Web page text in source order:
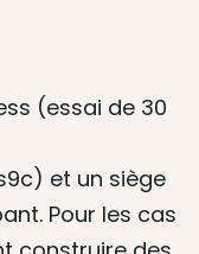
(essai de 30
et un siège
Pour les cas